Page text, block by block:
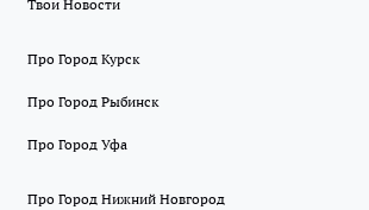
Твои Новости
Про Город Курск
Про Город Рыбинск
Про Город Уфа
Про Город Нижний Новгород